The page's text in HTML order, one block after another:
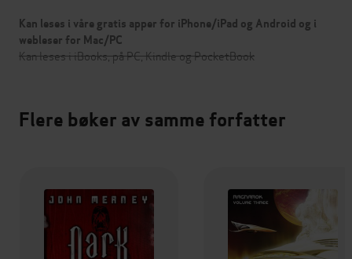
Kan leses i våre gratis apper for iPhone/iPad og Android og i
webleser for Mac/PC
Kan leses i iBooks, på PC, Kindle og PocketBook
Flere bøker av samme forfatter